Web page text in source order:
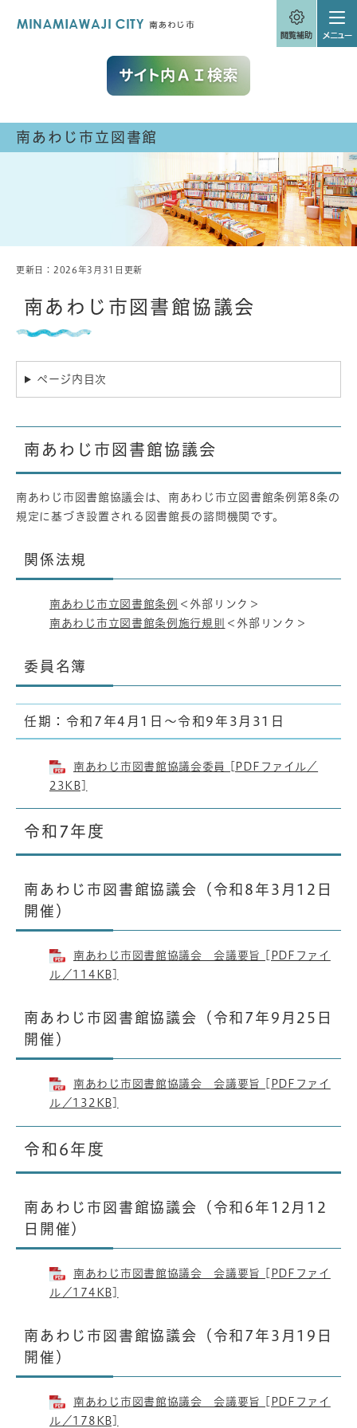
南あわじ市立図書館
本
更新日：2026年3月31日更新
南あわじ市図書館協議会
ページ内目次
南あわじ市図書館協議会
南あわじ市図書館協議会は、南あわじ市立図書館条例第8条の
規定に基づき設置される図書館長の諮問機関です。
関係法規
南あわじ市立図書館条例 ＜外部リンク＞
南あわじ市立図書館条例施行規則 ＜外部リンク＞
委員名簿
任期：令和7年4月1日～令和9年3月31日
南あわじ市図書館協議会委員 [PDFファイル／
23KB]
令和7年度
南あわじ市図書館協議会（令和8年3月12日
開催）
南あわじ市図書館協議会 会議要旨 [PDFファイ
ル／114KB]
南あわじ市図書館協議会（令和7年9月25日
開催）
南あわじ市図書館協議会 会議要旨 [PDFファイ
ル／132KB]
令和6年度
南あわじ市図書館協議会（令和6年12月12
日開催）
南あわじ市図書館協議会 会議要旨 [PDFファイ
ル／174KB]
南あわじ市図書館協議会（令和7年3月19日
開催）
南あわじ市図書館協議会 会議要旨 [PDFファイ
ル／178KB]